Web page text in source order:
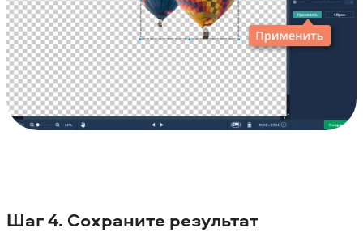
Шаг 4. Сохраните результат